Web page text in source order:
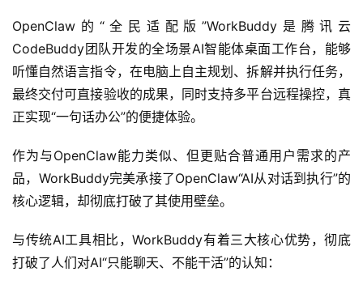
OpenClaw的“全民适配版”WorkBuddy是腾讯云
CodeBuddy团队开发的全场景AI智能体桌面工作台，能够
听懂自然语言指令，在电脑上自主规划、拆解并执行任务，
最终交付可直接验收的成果，同时支持多平台远程操控，真
正实现“一句话办公”的便捷体验。
作为与OpenClaw能力类似、但更贴合普通用户需求的产
品，WorkBuddy完美承接了OpenClaw“AI从对话到执行”的
核心逻辑，却彻底打破了其使用壁垒。
与传统AI工具相比，WorkBuddy有着三大核心优势，彻底
打破了人们对AI“只能聊天、不能干活”的认知：